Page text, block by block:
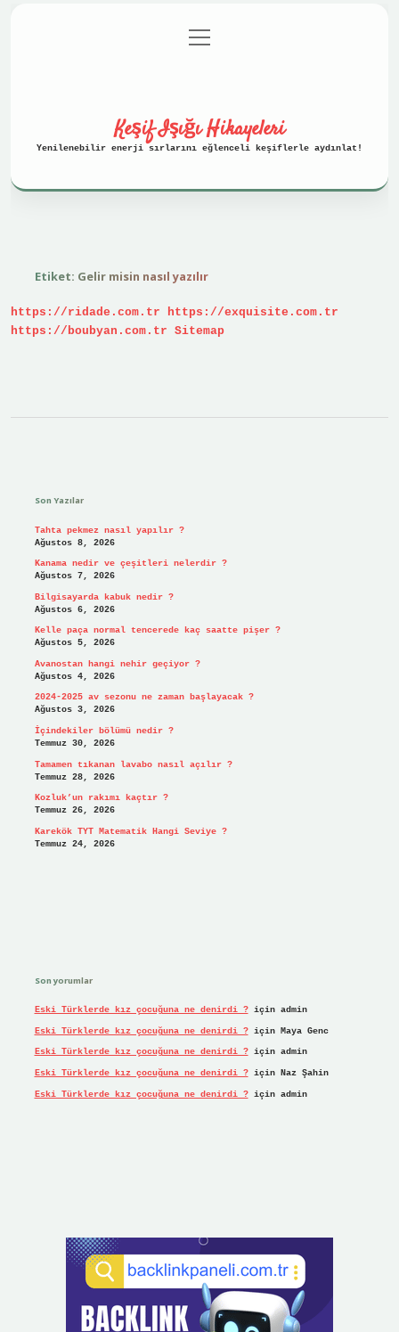
Gizlilik Politikası
menüyü
aç
Keşif Işığı Hikayeleri
Yenilenebilir enerji sırlarını eğlenceli keşiflerle aydınlat!
Etiket: Gelir misin nasıl yazılır
https://ridade.com.tr
https://exquisite.com.tr
https://boubyan.com.tr Sitemap
Son Yazılar
Tahta pekmez nasıl yapılır ?
Ağustos 8, 2026
Kanama nedir ve çeşitleri nelerdir ?
Ağustos 7, 2026
Bilgisayarda kabuk nedir ?
Ağustos 6, 2026
Kelle paça normal tencerede kaç saatte pişer ?
Ağustos 5, 2026
Avanostan hangi nehir geçiyor ?
Ağustos 4, 2026
2024-2025 av sezonu ne zaman başlayacak ?
Ağustos 3, 2026
İçindekiler bölümü nedir ?
Temmuz 30, 2026
Tamamen tıkanan lavabo nasıl açılır ?
Temmuz 28, 2026
Kozluk’un rakımı kaçtır ?
Temmuz 26, 2026
Karekök TYT Matematik Hangi Seviye ?
Temmuz 24, 2026
Son yorumlar
Eski Türklerde kız çocuğuna ne denirdi ?için admin
Eski Türklerde kız çocuğuna ne denirdi ?için Maya Genc
Eski Türklerde kız çocuğuna ne denirdi ?için admin
Eski Türklerde kız çocuğuna ne denirdi ?için Naz Şahin
Eski Türklerde kız çocuğuna ne denirdi ?için admin